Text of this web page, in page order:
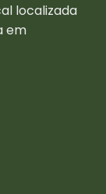
localizada
em